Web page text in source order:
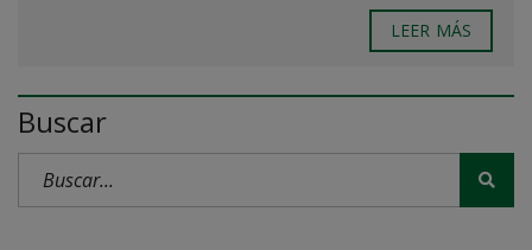
LEER MÁS
Buscar